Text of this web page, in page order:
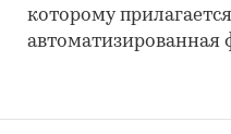
которому
автоматизированная